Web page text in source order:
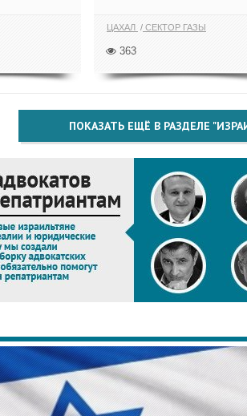
ЦАХАЛ СЕКТОР ГАЗЫ
363
ПОКАЗАТЬ ЕЩЁ В РАЗДЕЛЕ